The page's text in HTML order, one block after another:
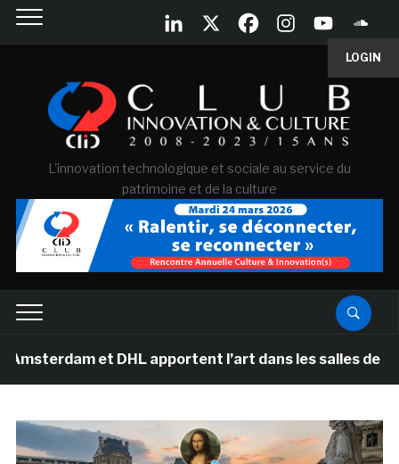
LOGIN
L'innovation technologique et sociale au service du
patrimoine et de la culture
et DHL apportent l’art dans les salles de classe